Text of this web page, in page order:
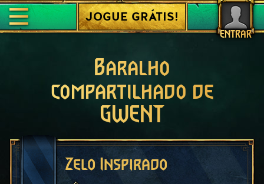
ENTRAR
JOGUE GRÁTIS!
Baralho
compartilhado de
GWENT
Zelo Inspirado